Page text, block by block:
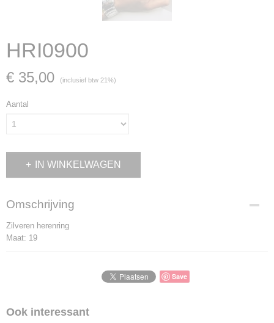
HRI0900
€ 35,00 (inclusief btw 21%)
Aantal
IN WINKELWAGEN
Omschrijving
Zilveren herenring
Maat: 19
Save
Ook interessant